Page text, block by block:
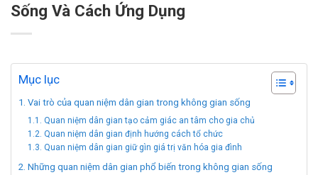
Sống Và Cách Ứng Dụng
Mục lục
Vai trò của quan niệm dân gian trong không gian sống
Quan niệm dân gian tạo cảm giác an tâm cho gia chủ
Quan niệm dân gian định hướng cách tổ chức
Quan niệm dân gian giữ gìn giá trị văn hóa gia đình
Những quan niệm dân gian phổ biến trong không gian sống